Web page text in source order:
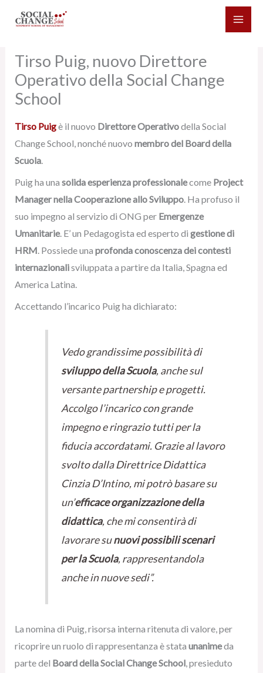
Tirso Puig, nuovo Direttore
Operativo della Social Change
School
Tirso Puigè il nuovo Direttore Operativodella Social
Change School, nonché nuovo membro del Board della
Scuola.
Puig ha una solida esperienza professionalecome Project
Manager nella Cooperazione allo Sviluppo. Ha profuso il
suo impegno al servizio di ONG per Emergenze
Umanitarie. E’ un Pedagogista ed esperto di gestione di
HRM. Possiede una profonda conoscenza dei contesti
internazionalisviluppata a partire da Italia, Spagna ed
America Latina.
Accettando l’incarico Puig ha dichiarato:
Vedo grandissime possibilità di
sviluppo della Scuola, anche sul
versante partnership e progetti.
Accolgo l’incarico con grande
impegno e ringrazio tutti per la
fiducia accordatami. Grazie al lavoro
svolto dalla Direttrice Didattica
Cinzia D’Intino, mi potrò basare su
un’efficace organizzazione della
didattica, che mi consentirà di
lavorare sunuovi possibili scenari
per la Scuola, rappresentandola
anche in nuove sedi”.
La nomina di Puig, risorsa interna ritenuta di valore, per
ricoprire un ruolo di rappresentanza è stata unanimeda
parte del Board della Social Change School, presieduto